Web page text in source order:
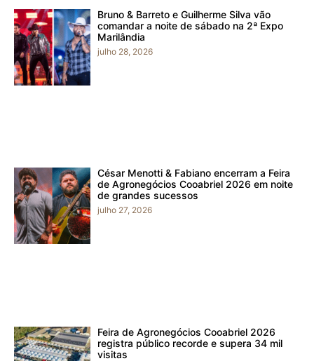
Bruno & Barreto e Guilherme Silva vão
comandar a noite de sábado na 2ª Expo
Marilândia
julho 28, 2026
César Menotti & Fabiano encerram a Feira
de Agronegócios Cooabriel 2026 em noite
de grandes sucessos
julho 27, 2026
Feira de Agronegócios Cooabriel 2026
registra público recorde e supera 34 mil
visitas